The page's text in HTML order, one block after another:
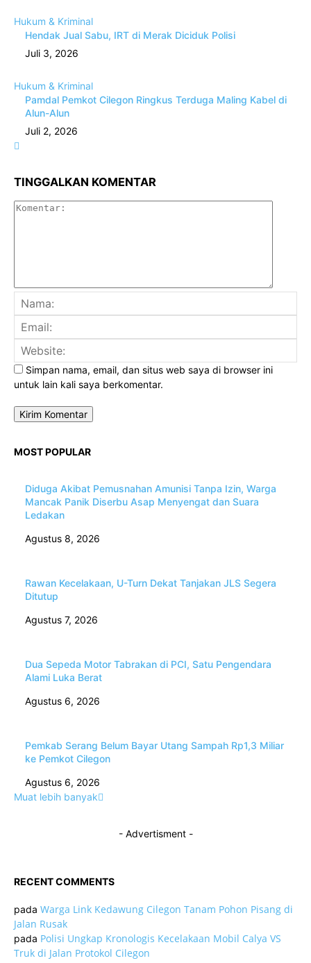
Hukum & Kriminal
Hendak Jual Sabu, IRT di Merak Diciduk Polisi
Juli 3, 2026
Hukum & Kriminal
Pamdal Pemkot Cilegon Ringkus Terduga Maling Kabel di
Alun-Alun
Juli 2, 2026
TINGGALKAN KOMENTAR
Simpan nama, email, dan situs web saya di browser ini
untuk lain kali saya berkomentar.
MOST POPULAR
Diduga Akibat Pemusnahan Amunisi Tanpa Izin, Warga
Mancak Panik Diserbu Asap Menyengat dan Suara
Ledakan
Agustus 8, 2026
Rawan Kecelakaan, U-Turn Dekat Tanjakan JLS Segera
Ditutup
Agustus 7, 2026
Dua Sepeda Motor Tabrakan di PCI, Satu Pengendara
Alami Luka Berat
Agustus 6, 2026
Pemkab Serang Belum Bayar Utang Sampah Rp1,3 Miliar
ke Pemkot Cilegon
Agustus 6, 2026
Muat lebih banyak
- Advertisment -
RECENT COMMENTS
pada Warga Link Kedawung Cilegon Tanam Pohon Pisang di
Jalan Rusak
pada Polisi Ungkap Kronologis Kecelakaan Mobil Calya VS
Truk di Jalan Protokol Cilegon